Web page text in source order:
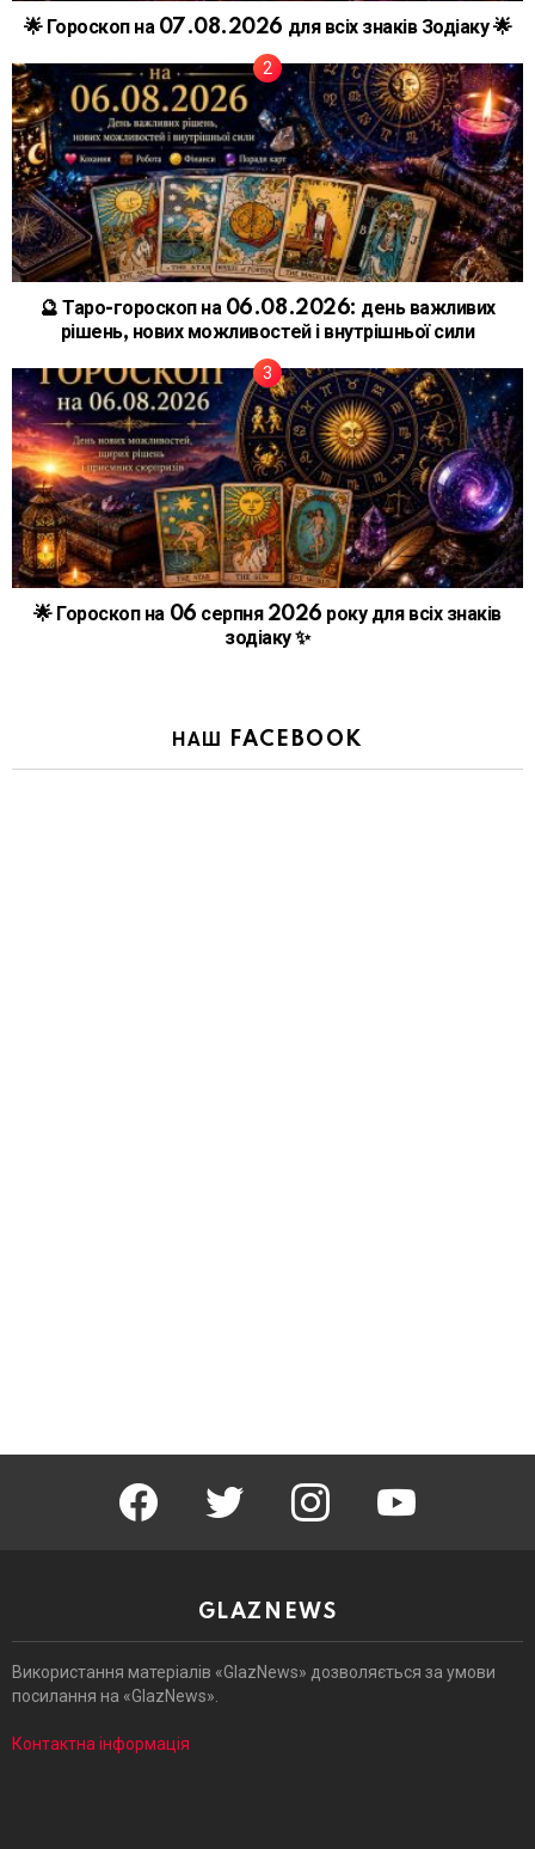
🌟 Гороскоп на 07.08.2026 для всіх знаків Зодіаку 🌟
🔮 Таро-гороскоп на 06.08.2026: день важливих
рішень, нових можливостей і внутрішньої сили
🌟 Гороскоп на 06 серпня 2026 року для всіх знаків
зодіаку ✨
НАШ FACEBOOK
facebook twitter instagram
GLAZNEWS
Використання матеріалів «GlazNews» дозволяється за умови
посилання на «GlazNews».
Контактна інформація